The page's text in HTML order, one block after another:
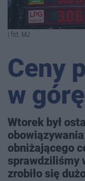
| fot. MJ
Ceny
w górę
Wtorek był
obniżającego
sprawdziliśmy
zrobiło się